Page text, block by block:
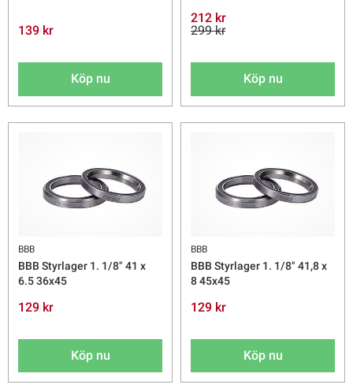
139 kr
Köp nu
212 kr
299 kr
Köp nu
BBB
BBB Styrlager 1. 1/8" 41 x
6.5 36x45
129 kr
Köp nu
BBB
BBB Styrlager 1. 1/8" 41,8 x
8 45x45
129 kr
Köp nu